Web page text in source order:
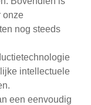
onze
nog steeds
intellectuele
een eenvoudig